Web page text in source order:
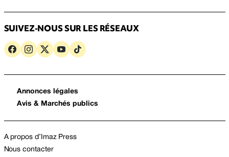
SUIVEZ-NOUS SUR LES RÉSEAUX
Annonces légales
Avis & Marchés publics
A propos d’Imaz Press
Nous contacter